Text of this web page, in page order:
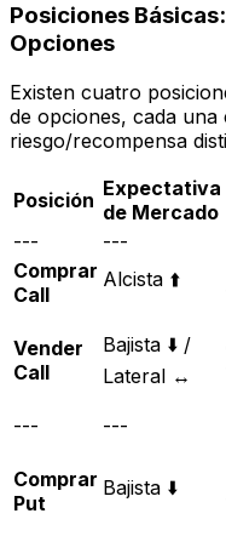
Posiciones
Opciones
Existen cuatro
de opciones, cada
riesgo/recompensa
Posición Expectativa
de Mercado
---
---
Comprar
Call
Alcista ⬆️
Vender
Call
Bajista ⬇️ /
Lateral ↔️
---
---
Comprar
Put
Bajista ⬇️